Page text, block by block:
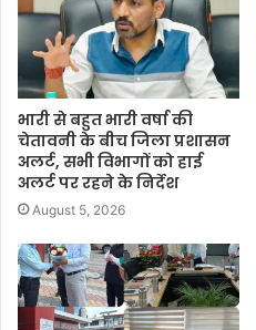
भारी से बहुत भारी वर्षा की
चेतावनी के बीच जिला प्रशासन
अलर्ट, सभी विभागों को हाई
अलर्ट पर रहने के निर्देश
August 5, 2026